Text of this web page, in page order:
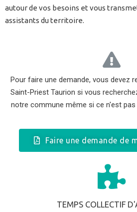
autour de vos besoins et vous
assistants du territoire.
Pour faire une demande, vous devez
Saint-Priest Taurion si vous
notre commune même si ce n'est pas
Faire une demande de
TEMPS COLLECTIF